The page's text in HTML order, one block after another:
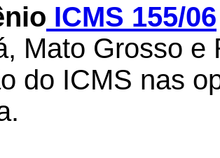
ICMS 155/06
Mato Grosso e
do ICMS nas